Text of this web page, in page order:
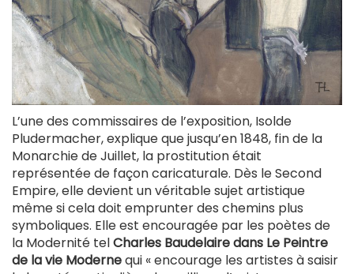
L’une des commissaires de l’exposition, Isolde
Pludermacher, explique que jusqu’en 1848, fin de la
Monarchie de Juillet, la prostitution était
représentée de façon caricaturale. Dès le Second
Empire, elle devient un véritable sujet artistique
même si cela doit emprunter des chemins plus
symboliques. Elle est encouragée par les poètes de
la Modernité telCharles Baudelaire dans Le Peintre
de la vie Modernequi « encourage les artistes à saisir